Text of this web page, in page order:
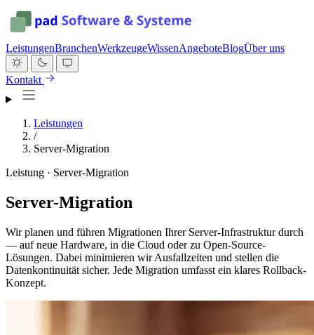
LeistungenBranchenWerkzeugeWissenAngeboteBlogÜber uns
Kontakt
Leistungen
/
Server-Migration
Leistung · Server-Migration
Server-Migration
Wir planen und führen Migrationen Ihrer Server-Infrastruktur durch
— auf neue Hardware, in die Cloud oder zu Open-Source-
Lösungen. Dabei minimieren wir Ausfallzeiten und stellen die
Datenkontinuität sicher. Jede Migration umfasst ein klares Rollback-
Konzept.